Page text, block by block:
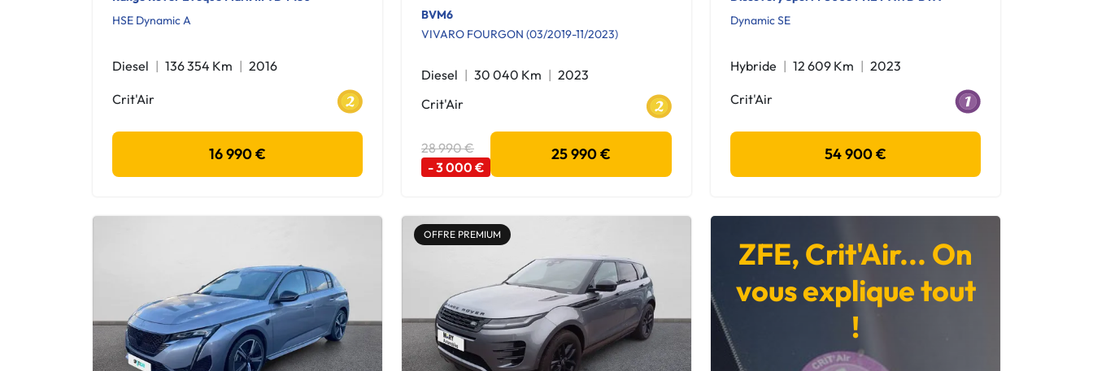
HSE Dynamic A
Diesel 136 354 Km 2016
Crit'Air
16 990 €
BVM6
VIVARO FOURGON (03/2019-11/2023)
Diesel 30 040 Km
2023
Crit'Air
28 990 €
- 3 000 €
25 990 €
Dynamic SE
Hybride 12 609 Km 2023
Crit'Air
54 900 €
OFFRE PREMIUM
ZFE, Crit'Air... On
vous explique tout
!